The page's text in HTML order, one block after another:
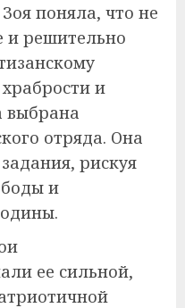
поняла, что не
и решительно
и
выбрана
отряда. Она
рискуя
и
ее сильной,